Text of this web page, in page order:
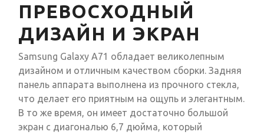
ПРЕВОСХОДНЫЙ
ДИЗАЙН И ЭКРАН
Samsung Galaxy A71 обладает великолепным
дизайном и отличным качеством сборки. Задняя
панель аппарата выполнена из прочного стекла,
что делает его приятным на ощупь и элегантным.
В то же время, он имеет достаточно большой
экран с диагональю 6,7 дюйма, который